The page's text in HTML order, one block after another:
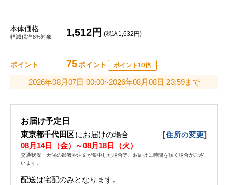
本体価格
軽減税率8%対象 1,512円 (税込1,632円)
ポイント 75ポイント ポイント10倍
2026年08月07日 00:00~2026年08月08日 23:59まで
お届け予定日
東京都千代田区にお届けの場合 [住所の変更]
08月14日（金）～08月18日（火）
交通状況・天候の影響や注文が集中した場合等、お届けに時間を頂く場合がござ
います。
配送は宅配のみとなります。